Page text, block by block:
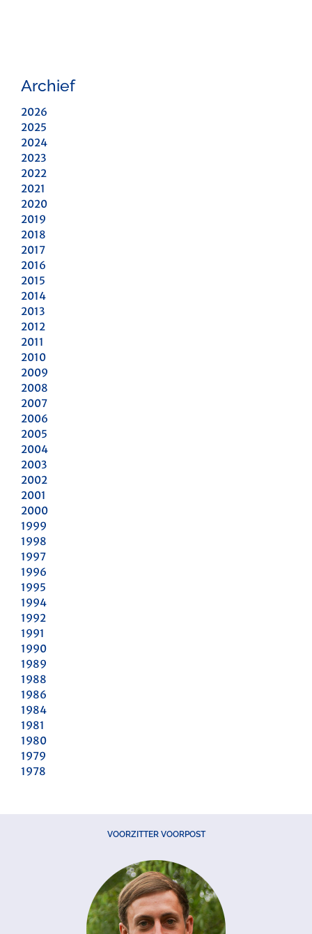
Archief
2026
2025
2024
2023
2022
2021
2020
2019
2018
2017
2016
2015
2014
2013
2012
2011
2010
2009
2008
2007
2006
2005
2004
2003
2002
2001
2000
1999
1998
1997
1996
1995
1994
1992
1991
1990
1989
1988
1986
1984
1981
1980
1979
1978
VOORZITTER VOORPOST